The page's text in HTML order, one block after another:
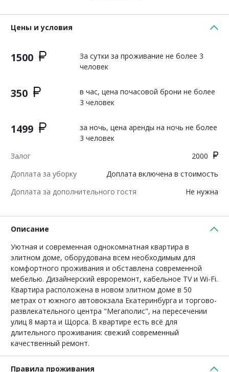
Цены и условия
1500
За сутки за проживание не более 3
человек
350
в час, цена почасовой брони не более
3 человек
1499
за ночь, цена аренды на ночь не более
3 человек
Залог
2000
Доплата за уборку
Доплата включена в стоимость
Доплата за дополнительного гостя
Не нужна
Описание
Уютная и современная однокомнатная квартира в
элитном доме, оборудована всем необходимым для
комфортного проживания и обставлена современной
мебелью. Дизайнерский евроремонт, кабельное TV и Wi-Fi.
Квартира расположена в новом элитном доме в 50
метрах от южного автовокзала Екатеринбурга и торгово-
развлекательного центра "Мегаполис", на пересечении
улиц 8 марта и Щорса. В квартире есть всё для
длительного проживания: свежий современный
качественный ремонт.
Правила проживания